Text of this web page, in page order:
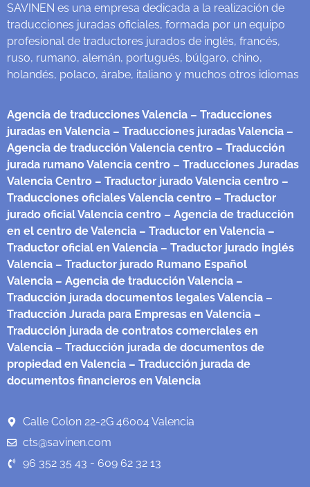
SAVINEN es una empresa dedicada a la realización de
traducciones juradas oficiales, formada por un equipo
profesional de traductores jurados de inglés, francés,
ruso, rumano, alemán, portugués, búlgaro, chino,
holandés, polaco, árabe, italiano y muchos otros idiomas
Agencia de traducciones Valencia – Traducciones
juradas en Valencia – Traducciones juradas Valencia –
Agencia de traducción Valencia centro – Traducción
jurada rumano Valencia centro – Traducciones Juradas
Valencia Centro – Traductor jurado Valencia centro –
Traducciones oficiales Valencia centro – Traductor
jurado oficial Valencia centro – Agencia de traducción
en el centro de Valencia – Traductor en Valencia –
Traductor oficial en Valencia – Traductor jurado inglés
Valencia – Traductor jurado Rumano Español
Valencia – Agencia de traducción Valencia –
Traducción jurada documentos legales Valencia –
Traducción Jurada para Empresas en Valencia –
Traducción jurada de contratos comerciales en
Valencia – Traducción jurada de documentos de
propiedad en Valencia – Traducción jurada de
documentos financieros en Valencia
Calle Colon 22-2G 46004 Valencia
cts@savinen.com
96 352 35 43 - 609 62 32 13